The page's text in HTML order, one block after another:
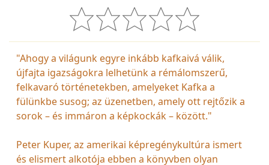
"Ahogy a világunk egyre inkább kafkaivá válik,
újfajta igazságokra lelhetünk a rémálomszerű,
felkavaró történetekben, amelyeket Kafka a
fülünkbe susog; az üzenetben, amely ott rejtőzik a
sorok – és immáron a képkockák – között."
Peter Kuper, az amerikai képregénykultúra ismert
és elismert alkotója ebben a könyvben olyan